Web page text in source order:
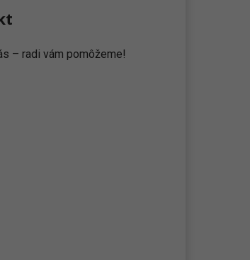
– radi vám pomôžeme!